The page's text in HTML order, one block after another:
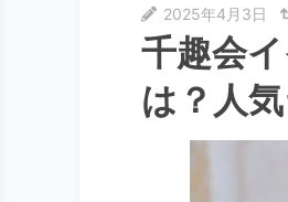
2025年4月3日
千趣会
は？人